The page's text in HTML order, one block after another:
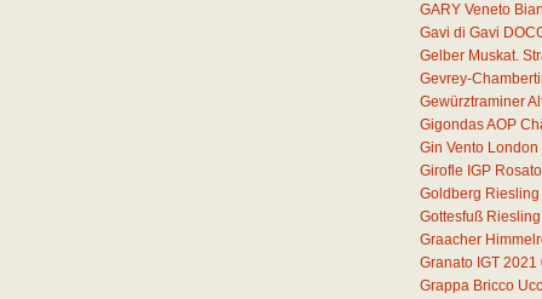
GARY Veneto
Gavi di Gavi
Gelber Muskat.
Gevrey-
Gewürztraminer
Gigondas AOP
Gin Vento London
Girofle IGP
Goldberg Riesling
Gottesfuß
Graacher
Granato IGT 2021
Grappa Bricco